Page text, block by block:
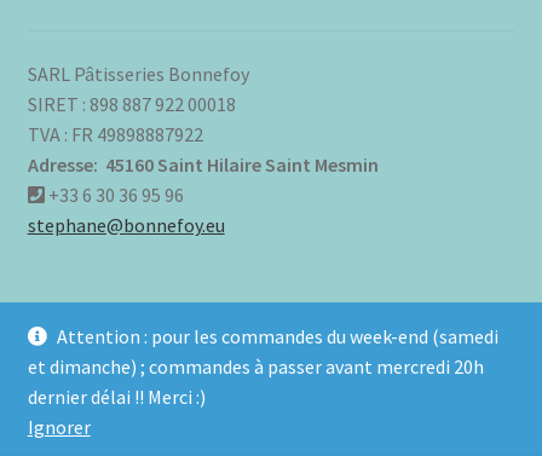
Attention : pour les commandes du week-end (samedi
et dimanche) ; commandes à passer avant mercredi 20h
dernier délai !! Merci :)
Ignorer
SARL Pâtisseries Bonnefoy
SIRET : 898 887 922 00018
TVA : FR 49898887922
Adresse: 45160 Saint Hilaire Saint Mesmin
+33 6 30 36 95 96
stephane@bonnefoy.eu
© Pâtisseries Bonnefoy 2026
Built with WooCommerce